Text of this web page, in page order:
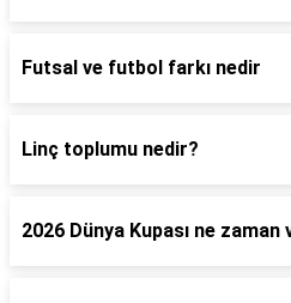
Futsal ve futbol farkı nedir
Linç toplumu nedir?
2026 Dünya Kupası ne zaman